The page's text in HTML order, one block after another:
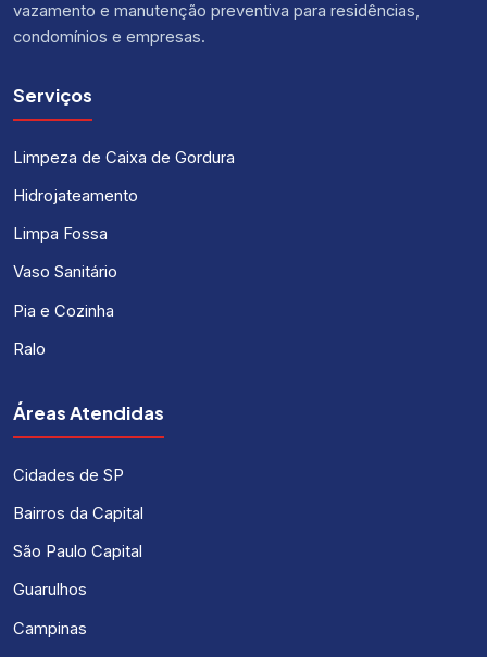
vazamento e manutenção preventiva para residências,
condomínios e empresas.
Serviços
Limpeza de Caixa de Gordura
Hidrojateamento
Limpa Fossa
Vaso Sanitário
Pia e Cozinha
Ralo
Áreas Atendidas
Cidades de SP
Bairros da Capital
São Paulo Capital
Guarulhos
Campinas